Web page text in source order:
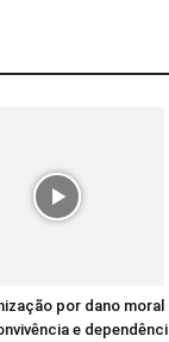
por dano moral
e